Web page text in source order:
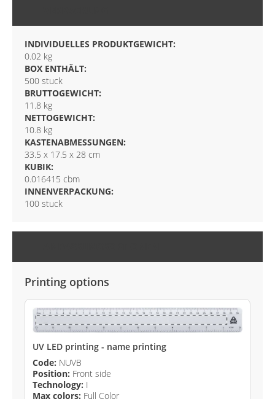
INDIVIDUELLES PRODUKTGEWICHT:
0.02 kg
BOX ENTHÄLT:
500 stuck
BRUTTOGEWICHT:
11.8 kg
NETTOGEWICHT:
10.8 kg
KASTENABMESSUNGEN:
33.5 x 17.5 x 28 cm
KUBIK:
0.016415 cbm
INNENVERPACKUNG:
100 stuck
Printing options
UV LED printing - name printing
Code: NUVB
Position: Front side
Technology: I
Max colors: Full Color